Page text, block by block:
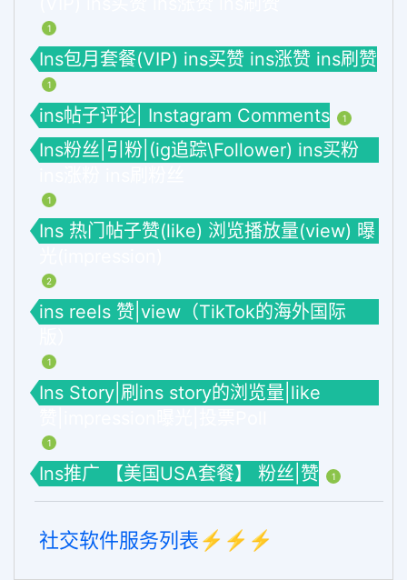
1
Ins包月套餐(VIP) ins买赞 ins涨赞 ins刷赞
1
ins帖子评论| Instagram Comments 1
Ins粉丝|引粉|(ig追踪\Follower) ins买粉
1
Ins 热门帖子赞(like) 浏览播放量(view) 曝
2
ins reels 赞|view（TikTok的海外国际
1
Ins Story|刷ins story的浏览量|like
1
Ins推广 【美国USA套餐】 粉丝|赞 1
社交软件服务列表⚡️⚡️⚡️